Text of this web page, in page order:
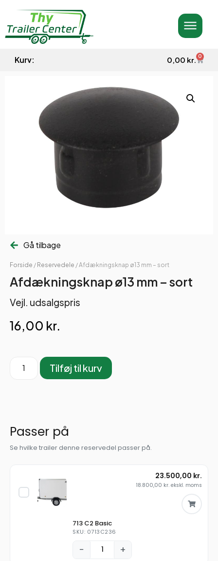
Kurv: 0,00 kr. 0
Gå tilbage
Forside / Reservedele / Afdækningsknap ø13 mm – sort
Afdækningsknap ø13 mm – sort
Vejl. udsalgspris
16,00 kr.
Tilføj til kurv
Passer på
Se hvilke trailer denne reservedel passer på.
713 C2 Basic
SKU: 0713C236
− +
23.500,00 kr.
18.800,00 kr. ekskl. moms